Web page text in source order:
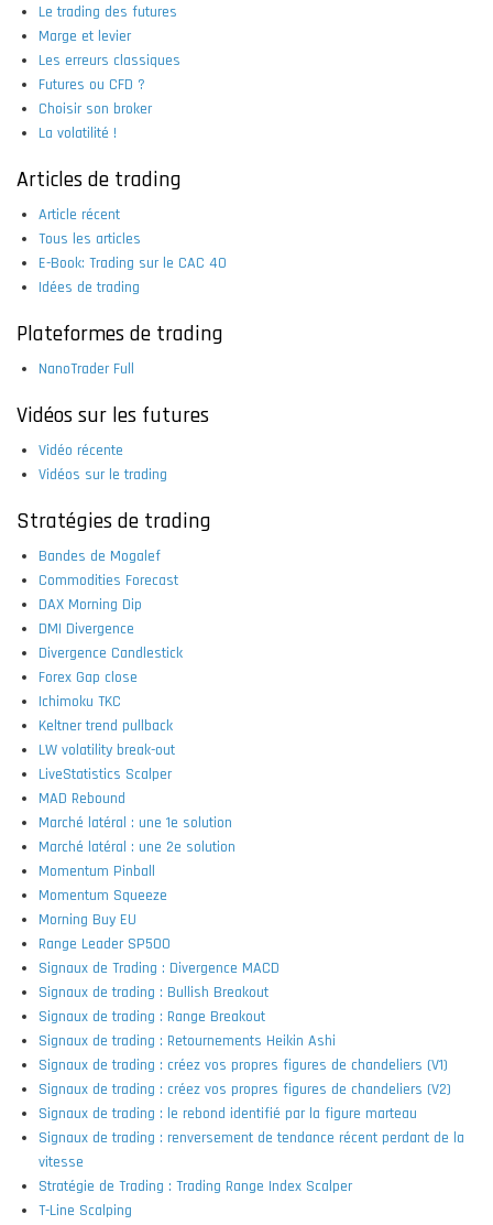
Le trading des futures
Marge et levier
Les erreurs classiques
Futures ou CFD ?
Choisir son broker
La volatilité !
Articles de trading
Article récent
Tous les articles
E-Book: Trading sur le CAC 40
Idées de trading
Plateformes de trading
NanoTrader Full
Vidéos sur les futures
Vidéo récente
Vidéos sur le trading
Stratégies de trading
Bandes de Mogalef
Commodities Forecast
DAX Morning Dip
DMI Divergence
Divergence Candlestick
Forex Gap close
Ichimoku TKC
Keltner trend pullback
LW volatility break-out
LiveStatistics Scalper
MAD Rebound
Marché latéral : une 1e solution
Marché latéral : une 2e solution
Momentum Pinball
Momentum Squeeze
Morning Buy EU
Range Leader SP500
Signaux de Trading : Divergence MACD
Signaux de trading : Bullish Breakout
Signaux de trading : Range Breakout
Signaux de trading : Retournements Heikin Ashi
Signaux de trading : créez vos propres figures de chandeliers (V1)
Signaux de trading : créez vos propres figures de chandeliers (V2)
Signaux de trading : le rebond identifié par la figure marteau
Signaux de trading : renversement de tendance récent perdant de la
vitesse
Stratégie de Trading : Trading Range Index Scalper
T-Line Scalping